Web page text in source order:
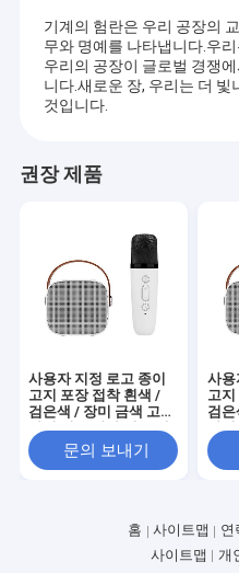
기계의 험란은 우리 공장의
무와 명예를 나타냅니다.우
우리의 공장이 글로벌 경쟁
니다.새로운 장, 우리는 더
것입니다.
권장 제품
사용자 지정 로고 종이
고지 포장 접착 흰색 /
검은색 / 장미 금색 고급
자석 선물 상자 리본 폐
쇄
문의 보내기
사용
고
검은
자
쇄
홈 사이트맵 연
사이트맵
개